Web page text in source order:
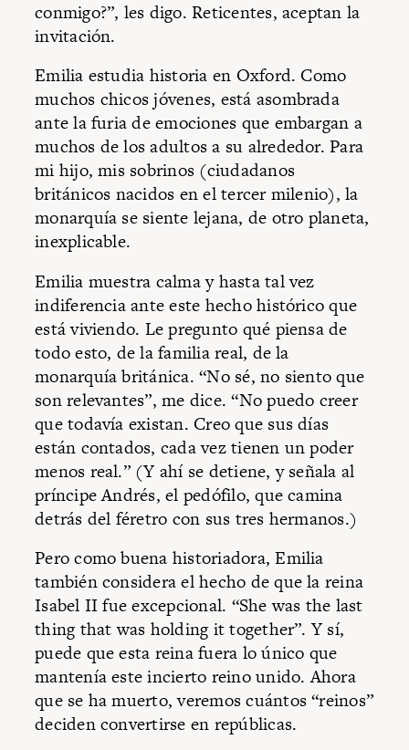
conmigo?”, les digo. Reticentes, aceptan la
invitación.
Emilia estudia historia en Oxford. Como
muchos chicos jóvenes, está asombrada
ante la furia de emociones que embargan a
muchos de los adultos a su alrededor. Para
mi hijo, mis sobrinos (ciudadanos
británicos nacidos en el tercer milenio), la
monarquía se siente lejana, de otro planeta,
inexplicable.
Emilia muestra calma y hasta tal vez
indiferencia ante este hecho histórico que
está viviendo. Le pregunto qué piensa de
todo esto, de la familia real, de la
monarquía británica. “No sé, no siento que
son relevantes”, me dice. “No puedo creer
que todavía existan. Creo que sus días
están contados, cada vez tienen un poder
menos real.” (Y ahí se detiene, y señala al
príncipe Andrés, el pedófilo, que camina
detrás del féretro con sus tres hermanos.)
Pero como buena historiadora, Emilia
también considera el hecho de que la reina
Isabel II fue excepcional. “She was the last
thing that was holding it together”. Y sí,
puede que esta reina fuera lo único que
mantenía este incierto reino unido. Ahora
que se ha muerto, veremos cuántos “reinos”
deciden convertirse en repúblicas.